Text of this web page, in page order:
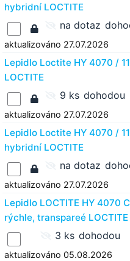
hybridní LOCTITE
na dotaz
aktualizováno 27.07.2026
Lepidlo Loctite HY 4070 /
LOCTITE
9 ks dohodou
aktualizováno 27.07.2026
Lepidlo Loctite HY 4070 /
hybridní LOCTITE
na dotaz
aktualizováno 27.07.2026
Lepidlo LOCTITE HY 4070
rýchle, transpareé LOCTITE
3 ks dohodou
aktualizováno 05.08.2026